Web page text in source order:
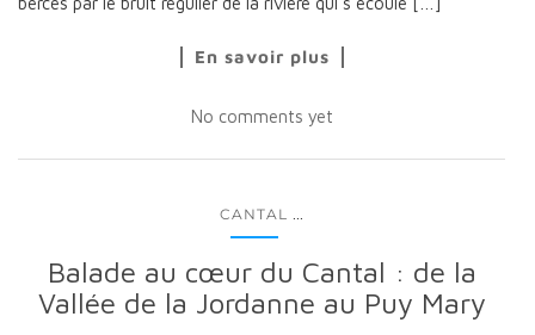
En savoir plus
No comments yet
CANTAL
Balade au cœur du Cantal : de la
Vallée de la Jordanne au Puy Mary